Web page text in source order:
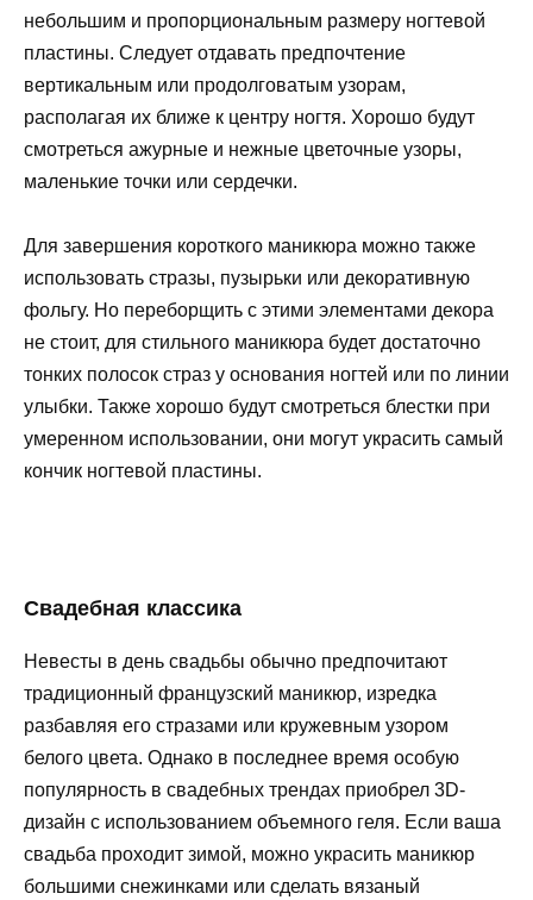
небольшим и пропорциональным размеру ногтевой
пластины. Следует отдавать предпочтение
вертикальным или продолговатым узорам,
располагая их ближе к центру ногтя. Хорошо будут
смотреться ажурные и нежные цветочные узоры,
маленькие точки или сердечки.
Для завершения короткого маникюра можно также
использовать стразы, пузырьки или декоративную
фольгу. Но переборщить с этими элементами декора
не стоит, для стильного маникюра будет достаточно
тонких полосок страз у основания ногтей или по линии
улыбки. Также хорошо будут смотреться блестки при
умеренном использовании, они могут украсить самый
кончик ногтевой пластины.
Свадебная классика
Невесты в день свадьбы обычно предпочитают
традиционный французский маникюр, изредка
разбавляя его стразами или кружевным узором
белого цвета. Однако в последнее время особую
популярность в свадебных трендах приобрел 3D-
дизайн с использованием объемного геля. Если ваша
свадьба проходит зимой, можно украсить маникюр
большими снежинками или сделать вязаный